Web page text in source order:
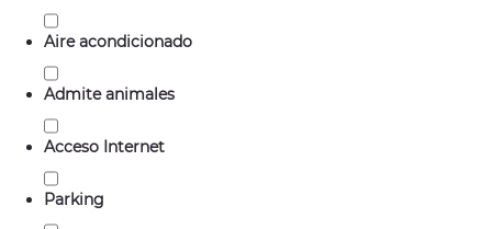
Aire acondicionado
Admite animales
Acceso Internet
Parking